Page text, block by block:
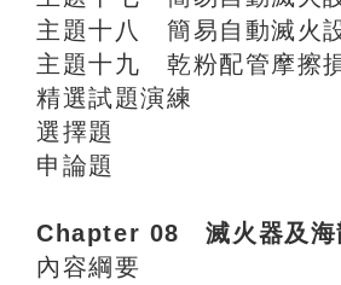
主題十八 簡易自動滅火
主題十九 乾粉配管摩擦
精選試題演練
選擇題
申論題
Chapter 08 滅火器及海
內容綱要